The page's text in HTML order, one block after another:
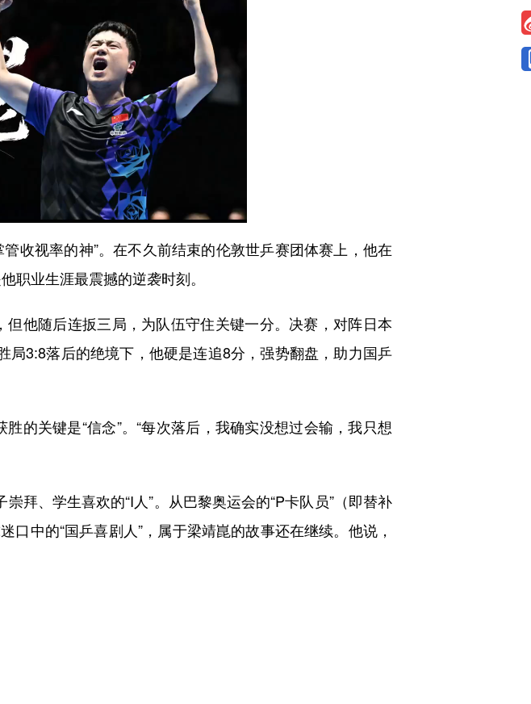
收视率的神”。在不久前结束的伦敦世乒赛团体赛上，他在
职业生涯最震撼的逆袭时刻。
他随后连扳三局，为队伍守住关键一分。决赛，对阵日本
局3:8落后的绝境下，他硬是连追8分，强势翻盘，助力国乒
关键是“信念”。“每次落后，我确实没想过会输，我只想
、学生喜欢的“I人”。从巴黎奥运会的“P卡队员”（即替补
口中的“国乒喜剧人”，属于梁靖崑的故事还在继续。他说，